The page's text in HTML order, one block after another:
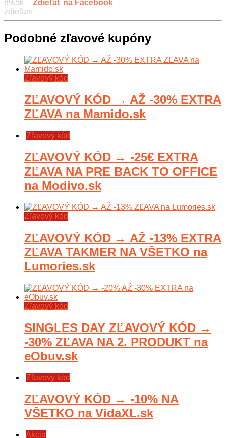
89.5k
zdieľaní
Zdieľať na Facebook
Podobné zľavové kupóny
Zľavový kód
ZĽAVOVÝ KÓD → AŽ -30% EXTRA
ZĽAVA na Mamido.sk
Zľavový kód
ZĽAVOVÝ KÓD → -25€ EXTRA
ZĽAVA NA PRE BACK TO OFFICE
na Modivo.sk
Zľavový kód
ZĽAVOVÝ KÓD → AŽ -13% EXTRA
ZĽAVA TAKMER NA VŠETKO na
Lumories.sk
Zľavový kód
SINGLES DAY ZĽAVOVÝ KÓD →
-30% ZĽAVA NA 2. PRODUKT na
eObuv.sk
Zľavový kód
ZĽAVOVÝ KÓD → -10% NA
VŠETKO na VidaXL.sk
Akcia